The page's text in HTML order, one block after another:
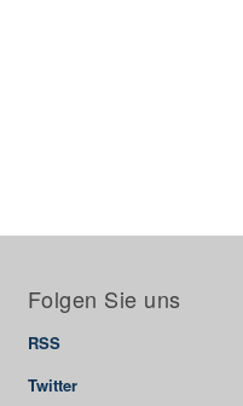
Folgen Sie uns
RSS
Twitter